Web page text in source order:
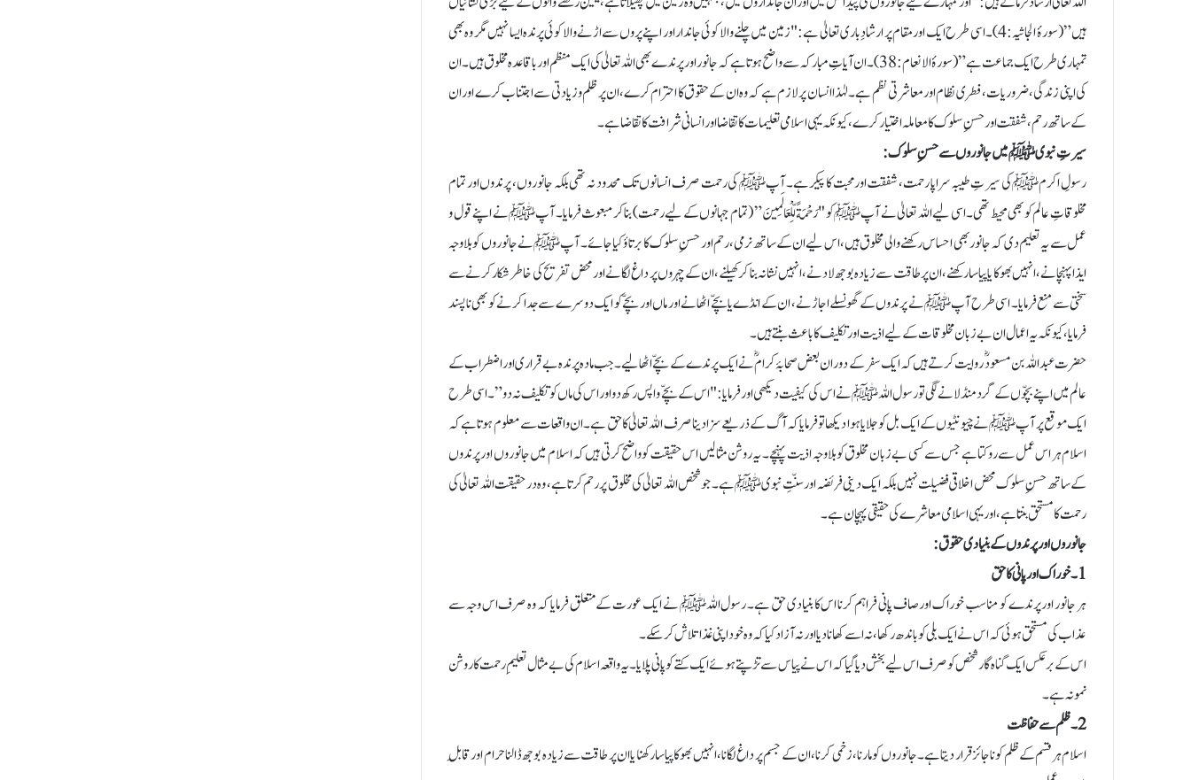
ہیں” (سورۂ الجاثیہ: 4)۔ اسی طرح ایک اور مقام پر ارشادِ باری تعالیٰ ہے: "زمین میں چلنے والا کوئی جاندار اور اپنے پروں سے اڑنے والا کوئی پرندہ ایسا نہیں مگر وہ بھی
تمہاری طرح ایک جماعت ہے” (سورۂ الانعام: 38)۔ ان آیاتِ مبارکہ سے واضح ہوتا ہے کہ جانور اور پرندے بھی اللہ تعالیٰ کی ایک منظم اور باقاعدہ مخلوق ہیں۔ ان
کی اپنی زندگی، ضروریات، فطری نظام اور معاشرتی نظم ہے۔ لہٰذا انسان پر لازم ہے کہ وہ ان کے حقوق کا احترام کرے، ان پر ظلم و زیادتی سے اجتناب کرے اور ان
کے ساتھ رحم، شفقت اور حسنِ سلوک کا معاملہ اختیار کرے، کیونکہ یہی اسلامی تعلیمات کا تقاضا اور انسانی شرافت کا تقاضا ہے۔
سیرتِ نبویﷺ میں جانوروں سے حسنِ سلوک:
رسولِ اکرمﷺ کی سیرتِ طیبہ سراپا رحمت، شفقت اور محبت کا پیکر ہے۔ آپﷺ کی رحمت صرف انسانوں تک محدود نہ تھی بلکہ جانوروں، پرندوں اور تمام
مخلوقاتِ عالم کو بھی محیط تھی۔ اسی لیے اللہ تعالیٰ نے آپﷺ کو "رَحْمَةً لِّلْعَالَمِينَ” (تمام جہانوں کے لیے رحمت) بنا کر مبعوث فرمایا۔ آپﷺ نے اپنے قول و
عمل سے یہ تعلیم دی کہ جانور بھی احساس رکھنے والی مخلوق ہیں، اس لیے ان کے ساتھ نرمی، رحم اور حسنِ سلوک کا برتاؤ کیا جائے۔ آپﷺ نے جانوروں کو بلاوجہ
ایذا پہنچانے، انہیں بھوکا یا پیاسا رکھنے، ان پر طاقت سے زیادہ بوجھ لادنے، انہیں نشانہ بنا کر کھیلنے، ان کے چہروں پر داغ لگانے اور محض تفریح کی خاطر شکار کرنے سے
سختی سے منع فرمایا۔ اسی طرح آپﷺ نے پرندوں کے گھونسلے اجاڑنے، ان کے انڈے یا بچّے اٹھانے اور ماں اور بچّے کو ایک دوسرے سے جدا کرنے کو بھی ناپسند
فرمایا، کیونکہ یہ اعمال ان بے زبان مخلوقات کے لیے اذیت اور تکلیف کا باعث بنتے ہیں۔
حضرت عبداللہ بن مسعودؓ روایت کرتے ہیں کہ ایک سفر کے دوران بعض صحابۂ کرامؓ نے ایک پرندے کے بچّے اٹھا لیے۔ جب مادہ پرندہ بے قراری اور اضطراب کے
عالم میں اپنے بچّوں کے گرد منڈلانے لگی تو رسول اللہﷺ نے اس کی کیفیت دیکھی اور فرمایا: "اس کے بچّے واپس رکھ دو اور اس کی ماں کو تکلیف نہ دو”۔ اسی طرح
ایک موقع پر آپﷺ نے چیونٹیوں کے ایک بل کو جلایا ہوا دیکھا تو فرمایا کہ آگ کے ذریعے سزا دینا صرف اللہ تعالیٰ کا حق ہے۔ ان واقعات سے معلوم ہوتا ہے کہ
اسلام ہر اس عمل سے روکتا ہے جس سے کسی بے زبان مخلوق کو بلاوجہ اذیت پہنچے۔ یہ روشن مثالیں اس حقیقت کو واضح کرتی ہیں کہ اسلام میں جانوروں اور پرندوں
کے ساتھ حسنِ سلوک محض اخلاقی فضیلت نہیں بلکہ ایک دینی فریضہ اور سنّتِ نبویﷺ ہے۔ جو شخص اللہ تعالیٰ کی مخلوق پر رحم کرتا ہے، وہ درحقیقت اللہ تعالیٰ کی
رحمت کا مستحق بنتا ہے، اور یہی اسلامی معاشرے کی حقیقی پہچان ہے۔
جانوروں اور پرندوں کے بنیادی حقوق:
1۔ خوراک اور پانی کا حق
ہر جانور اور پرندے کو مناسب خوراک اور صاف پانی فراہم کرنا اس کا بنیادی حق ہے۔ رسول اللہﷺ نے ایک عورت کے متعلق فرمایا کہ وہ صرف اس وجہ سے
عذاب کی مستحق ہوئی کہ اس نے ایک بلی کو باندھ رکھا، نہ اسے کھانا دیا اور نہ آزاد کیا کہ وہ خود اپنی غذا تلاش کر سکے۔
اس کے برعکس ایک گناہ گار شخص کو صرف اس لیے بخش دیا گیا کہ اس نے پیاس سے تڑپتے ہوئے ایک کتے کو پانی پلایا۔ یہ واقعہ اسلام کی بے مثال تعلیمِ رحمت کا روشن
نمونہ ہے۔
2۔ ظلم سے حفاظت
اسلام ہر قسم کے ظلم کو ناجائز قرار دیتا ہے۔ جانوروں کو مارنا، زخمی کرنا، ان کے جسم پر داغ لگانا، انہیں بھوکا پیاسا رکھنا یا ان پر طاقت سے زیادہ بوجھ ڈالنا حرام اور قابلِ